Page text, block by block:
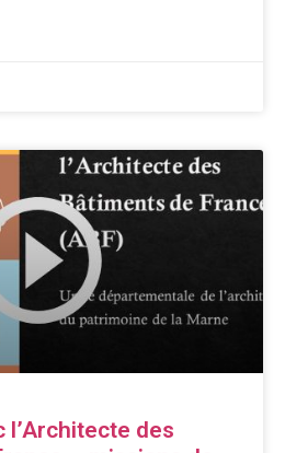
l’Architecte des